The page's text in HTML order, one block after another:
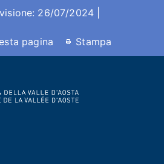
26/07/2024 |
pagina Stampa